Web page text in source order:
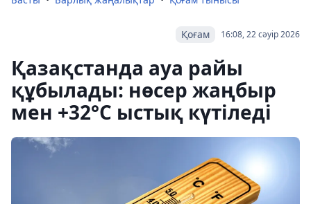
16:08, 22 сәуір 2026
Қоғам
Қазақстанда ауа райы
құбылады: нөсер жаңбыр
мен +32°С ыстық күтіледі